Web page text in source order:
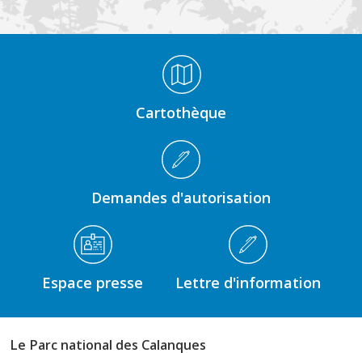
Cartothèque
Demandes d'autorisation
Espace presse Lettre d'information
Le Parc national des Calanques